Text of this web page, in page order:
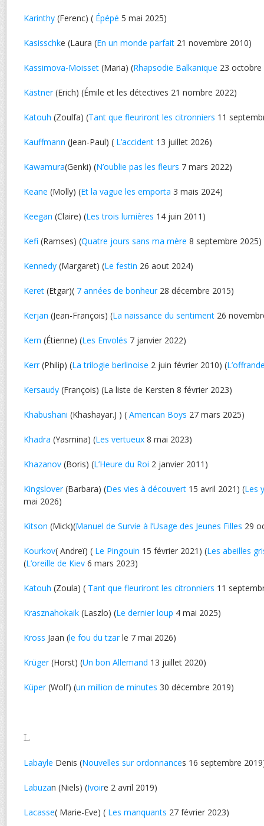
Karinthy (Ferenc) ( Épépé 5 mai 2025)
Kasisschke (Laura (En un monde parfait 21 novembre 2010)
Kassimova-Moisset (Maria) (Rhapsodie Balkanique 23 octobre
Kästner(Erich) (Émile et les détectives 21 nombre 2022)
Katouh (Zoulfa) (Tant que fleuriront les citronniers 11
Kauffmann (Jean-Paul) ( L’accident 13 juillet 2026)
Kawamura(Genki) (N’oublie pas les fleurs 7 mars 2022)
Keane (Molly) (Et la vague les emporta 3 mais 2024)
Keegan (Claire) (Les trois lumières 14 juin 2011)
Kefi (Ramses) (Quatre jours sans ma mère 8 septembre 2025)
Kennedy (Margaret) (Le festin 26 aout 2024)
Keret (Etgar)( 7 années de bonheur28 décembre 2015)
Kerjan (Jean-François) (La naissance du sentiment 26
Kern (Étienne) (Les Envolés 7 janvier 2022)
Kerr(Philip) (La trilogie berlinoise 2 juin février 2010) (
Kersaudy (François) (La liste de Kersten 8 février 2023)
Khabushani (Khashayar.J ) ( American Boys 27 mars 2025)
Khadra (Yasmina) (Les vertueux 8 mai 2023)
Khazanov (Boris) (L’Heure du Roi 2 janvier 2011)
Kingslover(Barbara) (Des vies à découvert 15 avril 2021) (Les
mai 2026)
Kitson (Mick)(Manuel de Survie à l’Usage des Jeunes Filles 29
Kourkov( Andreï) ( Le Pingouin 15 février 2021) (Les abeilles
(L’oreille de Kiev 6 mars 2023)
Katouh (Zoula) ( Tant que fleuriront les citronniers 11
Krasznahokaik (Laszlo) (Le dernier loup 4 mai 2025)
Kross Jaan (le fou du tzarle 7 mai 2026)
Krüger(Horst) (Un bon Allemand 13 juillet 2020)
Küper(Wolf) (un million de minutes 30 décembre 2019)
L
Labayle Denis (Nouvelles sur ordonnances 16 septembre
Labuzan (Niels) (Ivoire 2 avril 2019)
Lacasse( Marie-Eve) ( Les manquants 27 février 2023)